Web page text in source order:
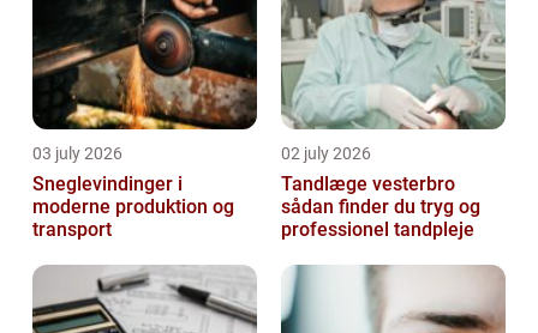
03 july 2026
Sneglevindinger i
moderne produktion og
transport
02 july 2026
Tandlæge vesterbro
sådan finder du tryg og
professionel tandpleje